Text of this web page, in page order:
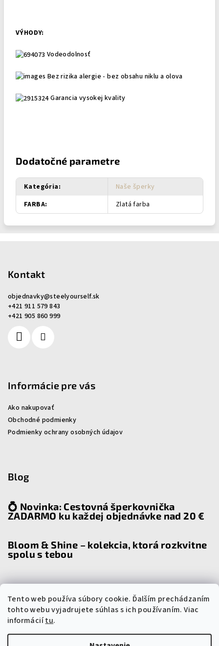
Tento web používa súbory cookie. Ďalším prechádzaním
tohto webu vyjadrujete súhlas s ich používaním. Viac
informáciítu.
VÝHODY:
Vodeodolnosť
Bez rizika alergie - bez obsahu niklu a olova
Garancia vysokej kvality
Dodatočné parametre
Kategória:
Naše šperky
FARBA: Zlatá farba
Kontakt
objednavky@steelyourself.sk
+421 911 579 843
+421 905 860 999
Informácie pre vás
Ako nakupovať
Obchodné podmienky
Podmienky ochrany osobných údajov
Blog
💍 Novinka: Cestovná šperkovnička
ZADARMO ku každej objednávke nad 20 €
Bloom & Shine – kolekcia, ktorá rozkvitne
spolu s tebou
Prijímame online platby